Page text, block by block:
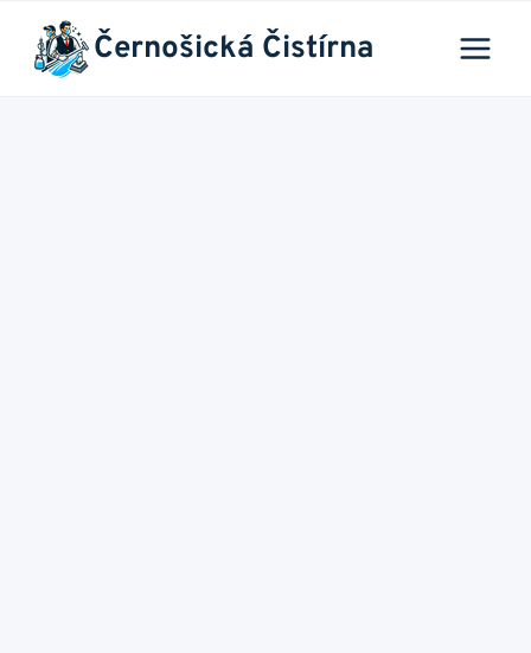
Přeskočit
obsah
Černošická Čistírna